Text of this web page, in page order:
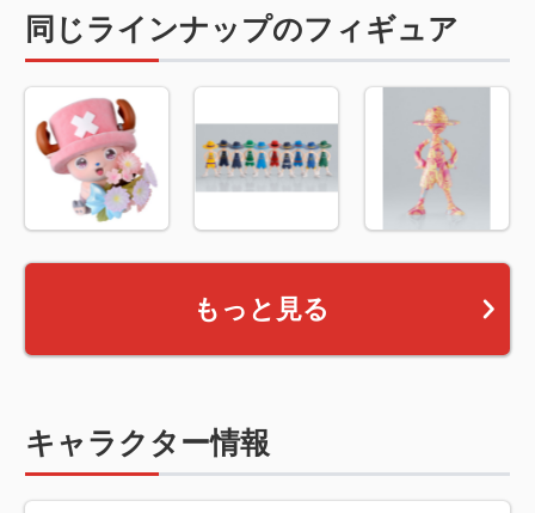
同じラインナップのフィギュア
もっと見る
キャラクター情報